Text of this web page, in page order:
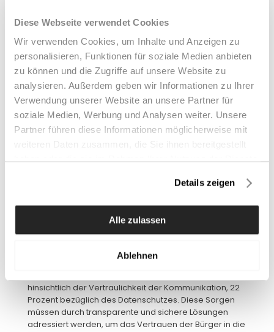
Diese Webseite verwendet Cookies
Wir verwenden Cookies, um Inhalte und Anzeigen zu
personalisieren, Funktionen für soziale Medien anbieten
zu können und die Zugriffe auf unsere Website zu
analysieren. Außerdem geben wir Informationen zu Ihrer
Verwendung unserer Website an unsere Partner für
soziale Medien, Werbung und Analysen weiter. Unsere
Partner führen diese Informationen möglicherweise mit
Details zeigen
Alle zulassen
Ablehnen
Diese Diskrepanz zwischen Nachfrage und Angebot
zeigt das enorme Potenzial für den Ausbau digitaler
Dienstleistungen in der öffentlichen Verwaltung. Es
besteht ein deutlicher Handlungsbedarf, die
Verfügbarkeit von Videokommunikationslösungen zu
verbessern und die Bürger besser über bestehende
digitale Angebote zu informieren.
Vorteile von Videolösungen bei
Behördengängen
Als Hauptvorteile werden vor allem die Verkürzung der
schnellere Erledigung dringender Anliegen (ca. 26
Vorteile in der zeitlichen Flexibilität und der
insbesondere für Menschen in strukturschwachen
Regionen oder mit körperlichen Einschränkungen.
Schutz persönlicher Daten ist die wichtigste
hinsichtlich der Vertraulichkeit der Kommunikation, 22
Prozent bezüglich des Datenschutzes. Diese Sorgen
müssen durch transparente und sichere Lösungen
adressiert werden, um das Vertrauen der Bürger in die